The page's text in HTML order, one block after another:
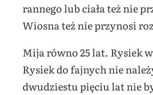
rannego lub ciała też nie
Wiosna też nie przynosi
Mija równo 25 lat. Rysiek
Rysiek do fajnych nie
dwudziestu pięciu lat nie